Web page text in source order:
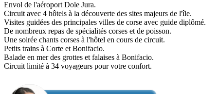
Envol de l'aéroport Dole Jura.
Circuit avec 4 hôtels à la découverte des sites majeurs de l'île.
Visites guidées des principales villes de corse avec guide diplômé.
De nombreux repas de spécialités corses et de poisson.
Une soirée chants corses à l'hôtel en cours de circuit.
Petits trains à Corte et Bonifacio.
Balade en mer des grottes et falaises à Bonifacio.
Circuit limité à 34 voyageurs pour votre confort.